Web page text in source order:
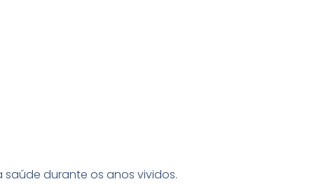
durante os anos vividos.